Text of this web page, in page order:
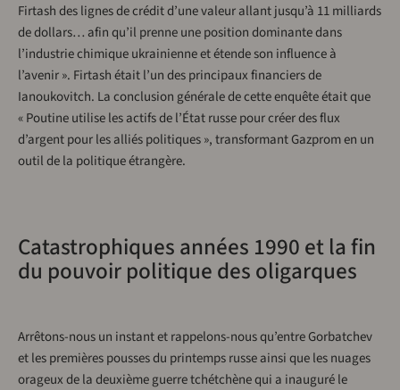
Firtash des lignes de crédit d’une valeur allant jusqu’à 11 milliards
de dollars… afin qu’il prenne une position dominante dans
l’industrie chimique ukrainienne et étende son influence à
l’avenir ». Firtash était l’un des principaux financiers de
Ianoukovitch. La conclusion générale de cette enquête était que
« Poutine utilise les actifs de l’État russe pour créer des flux
d’argent pour les alliés politiques », transformant Gazprom en un
outil de la politique étrangère.
Catastrophiques années 1990 et la fin
du pouvoir politique des oligarques
Arrêtons-nous un instant et rappelons-nous qu’entre Gorbatchev
et les premières pousses du printemps russe ainsi que les nuages ​​
orageux de la deuxième guerre tchétchène qui a inauguré le